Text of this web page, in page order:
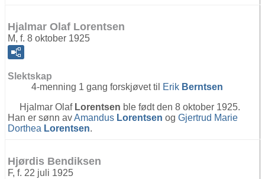
Hjalmar Olaf Lorentsen
M, f. 8 oktober 1925
Slektskap
4-menning 1 gang forskjøvet til
Erik Berntsen
Hjalmar Olaf Lorentsen ble født den 8 oktober 1925.
Han er sønn avAmandus Lorentsen og Gjertrud Marie
Dorthea Lorentsen.
Hjørdis Bendiksen
F, f. 22 juli 1925